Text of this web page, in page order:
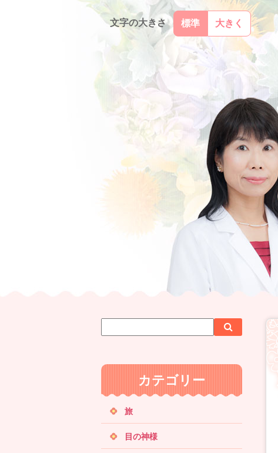
文字の大きさ 標準 大きく
イ
内
索
索
カテゴリー
旅
目の神様